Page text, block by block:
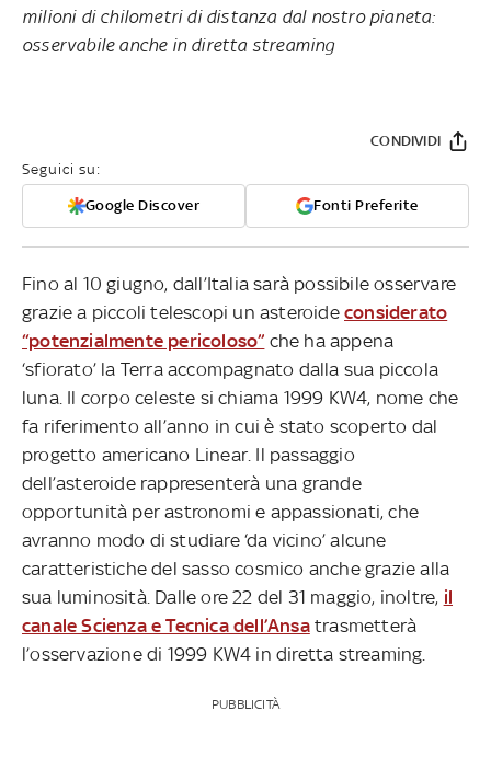
milioni di chilometri di distanza dal nostro pianeta:
osservabile anche in diretta streaming
Seguici su:
Google Discover Fonti Preferite
CONDIVIDI
Fino al 10 giugno, dall’Italia sarà possibile osservare
grazie a piccoli telescopi un asteroide considerato
“potenzialmente pericoloso” che ha appena
‘sfiorato’ la Terra accompagnato dalla sua piccola
luna. Il corpo celeste si chiama 1999 KW4, nome che
fa riferimento all’anno in cui è stato scoperto dal
progetto americano Linear. Il passaggio
dell’asteroide rappresenterà una grande
opportunità per astronomi e appassionati, che
avranno modo di studiare ‘da vicino’ alcune
caratteristiche del sasso cosmico anche grazie alla
sua luminosità. Dalle ore 22 del 31 maggio, inoltre, il
canale Scienza e Tecnica dell’Ansatrasmetterà
l’osservazione di 1999 KW4 in diretta streaming.
PUBBLICITÀ